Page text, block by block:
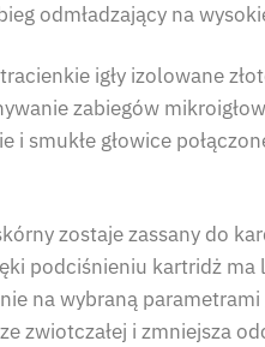
odmładzający na
igły izolowane
zabiegów
smukłe głowice
zostaje zassany do
podciśnieniu kartridż
na wybraną
zwiotczałej i zmniejsza